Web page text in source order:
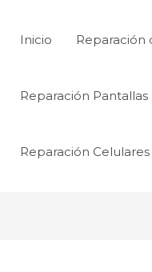
Inicio Reparación
Reparación Pantallas
Reparación